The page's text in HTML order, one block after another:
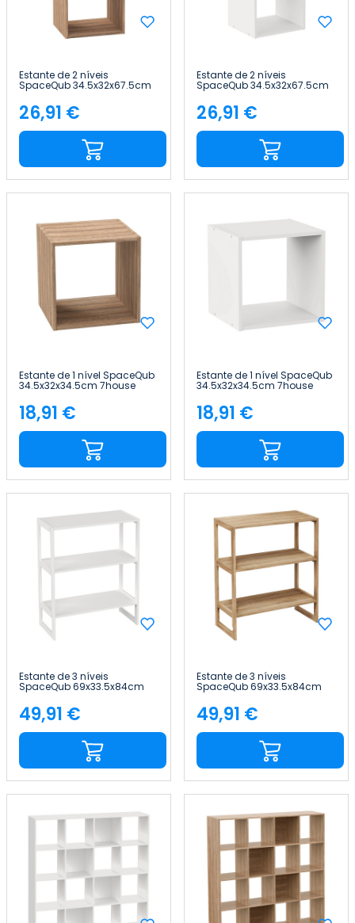
Estante de 2 níveis
SpaceQub 34.5x32x67.5cm
7house
Preço
26,91 €
Estante de 2 níveis
SpaceQub 34.5x32x67.5cm
7house
Preço
26,91 €
Estante de 1 nível SpaceQub
34.5x32x34.5cm 7house
Preço
18,91 €
Estante de 1 nível SpaceQub
34.5x32x34.5cm 7house
Preço
18,91 €
Estante de 3 níveis
SpaceQub 69x33.5x84cm
7house
Preço
49,91 €
Estante de 3 níveis
SpaceQub 69x33.5x84cm
7house
Preço
49,91 €